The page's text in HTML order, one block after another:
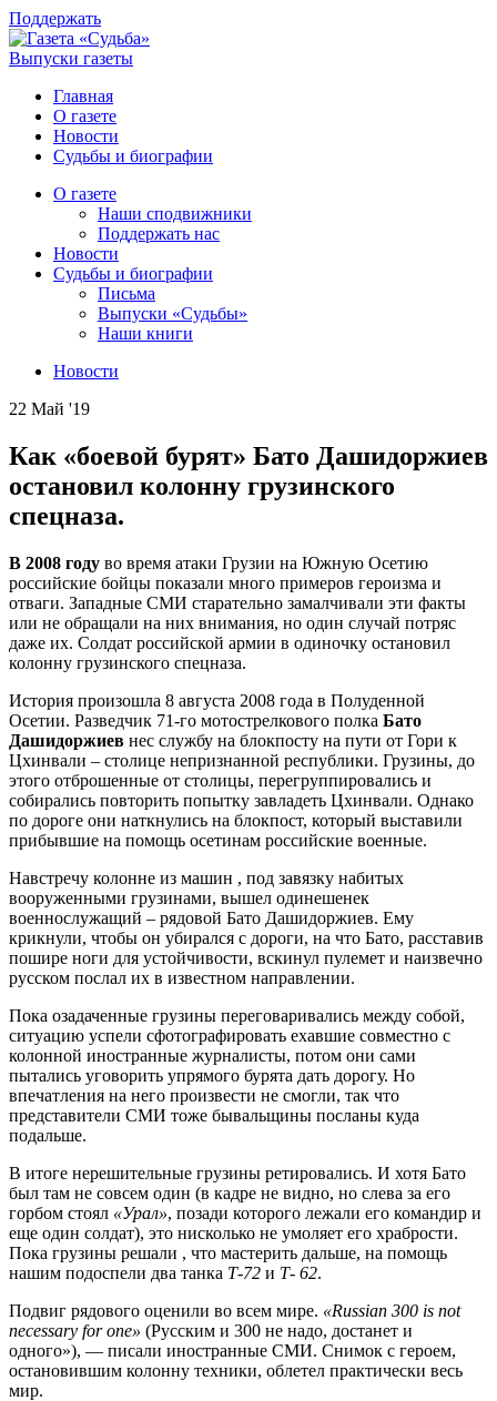
Поддержать
Выпуски газеты
Главная
О газете
Новости
Судьбы и биографии
О газете
Наши сподвижники
Поддержать нас
Новости
Судьбы и биографии
Письма
Выпуски «Судьбы»
Наши книги
Новости
22 Май '19
Как «боевой бурят» Бато Дашидоржиев
остановил колонну грузинского
спецназа.
В 2008 году во время атаки Грузии на Южную Осетию
российские бойцы показали много примеров героизма и
отваги. Западные СМИ старательно замалчивали эти факты
или не обращали на них внимания, но один случай потряс
даже их. Солдат российской армии в одиночку остановил
колонну грузинского спецназа.
История произошла 8 августа 2008 года в Полуденной
Осетии. Разведчик 71-го мотострелкового полка Бато
Дашидоржиев нес службу на блокпосту на пути от Гори к
Цхинвали – столице непризнанной республики. Грузины, до
этого отброшенные от столицы, перегруппировались и
собирались повторить попытку завладеть Цхинвали. Однако
по дороге они наткнулись на блокпост, который выставили
прибывшие на помощь осетинам российские военные.
Навстречу колонне из машин , под завязку набитых
вооруженными грузинами, вышел одинешенек
военнослужащий – рядовой Бато Дашидоржиев. Ему
крикнули, чтобы он убирался с дороги, на что Бато, расставив
пошире ноги для устойчивости, вскинул пулемет и наизвечно
русском послал их в известном направлении.
Пока озадаченные грузины переговаривались между собой,
ситуацию успели сфотографировать ехавшие совместно с
колонной иностранные журналисты, потом они сами
пытались уговорить упрямого бурята дать дорогу. Но
впечатления на него произвести не смогли, так что
представители СМИ тоже бывальщины посланы куда
подальше.
В итоге нерешительные грузины ретировались. И хотя Бато
был там не совсем один (в кадре не видно, но слева за его
горбом стоял «Урал», позади которого лежали его командир и
еще один солдат), это нисколько не умоляет его храбрости.
Пока грузины решали , что мастерить дальше, на помощь
нашим подоспели два танка Т-72 и Т- 62.
Подвиг рядового оценили во всем мире. «Russian 300 is not
necessary for one» (Русским и 300 не надо, достанет и
одного»), — писали иностранные СМИ. Снимок с героем,
остановившим колонну техники, облетел практически весь
мир.